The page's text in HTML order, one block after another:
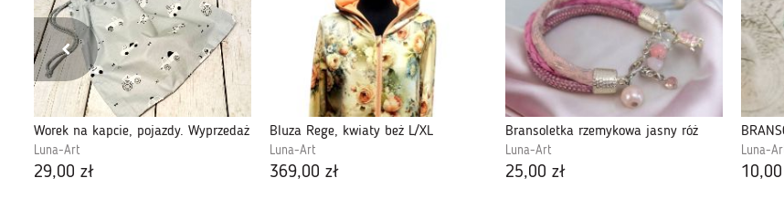
Worek na kapcie, pojazdy. Wyprzedaż
Luna-Art
29,00 zł
Bluza Rege, kwiaty beż L/XL
Luna-Art
369,00 zł
Bransoletka rzemykowa jasny róż
Luna-Art
25,00 zł
Luna-
10,00